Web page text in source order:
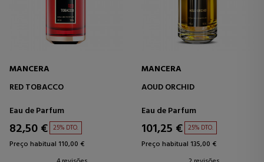
MANCERA
RED TOBACCO
Eau de Parfum
82,50 € 25% DTO.
Preço habitual 110,00 €
MANCERA
AOUD ORCHID
Eau de Parfum
101,25 € 25% DTO.
Preço habitual 135,00 €